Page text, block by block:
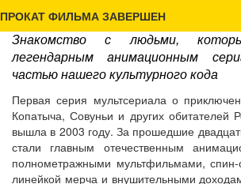
ПРОКАТ ФИЛЬМА ЗАВЕРШЕН
Знакомство с людьми,
легендарным анимационным
частью нашего культурного кода
Первая серия мультсериала о
Копатыча, Совуньи и других обитателей
вышла в 2003 году. За прошедшие
стали главным отечественным
полнометражными мультфильмами,
линейкой мерча и внушительными